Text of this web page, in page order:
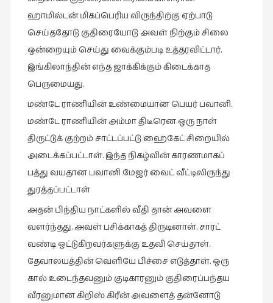
காந்தியின்
நிழலில்
காமிக்ஸ்
காலைக்
குறிப்புகள்
குறுங்கதை
குறும்படம்
குற்றமுகங்கள்
சிறிய
உண்மைகள்
ஹாமில்டன் மிகப்பெரிய விருந்திற்கு ஏற்பாடு
செய்ததோடு குதிரையோடு அவள் நிற்கும் சிலை
ஒன்றையும் செய்து வைக்கும்படி உத்தரவிட்டார்.
இங்கிலாந்தின் எந்த ஜாக்கிக்கும் கிடைக்காத
பெருமையது.
மண்டே ராணியின் உண்மையான பெயர் பவானி.
மண்டே ராணியின் அம்மா திடீரென ஒரு நாள்
திருட்டுக் குற்றம் சாட்டப்பட்டு ஹைகேட் சிறையில்
அடைக்கப்பட்டாள். இந்த நிகழ்வின் காரணமாகப்
பத்து வயதான பவானி மேஜர் வைட் வீட்டிலிருந்து
துரத்தப்பட்டாள்
அதன் பிந்திய நாட்களில் வீதி தான் அவளை
வளர்ந்தது. அவள் பசிக்காகத் திருடினாள். சாரட்
வண்டி ஒட்டுகிறவர்களுக்கு உதவி செய்தாள்.
தேவாலயத்தின் வெளியே பிச்சை எடுத்தாள். ஒரு
கால் உடைந்தவனும் குடிகாரனும் குதிரைப்பந்தய
வீரனுமான கிறிஸ் கிரீன் அவளைத் தன்னோடு